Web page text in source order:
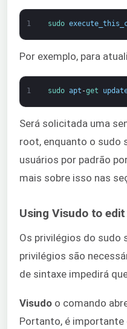
1 sudo
Por exemplo, para
1 sudo apt -get
Será solicitada uma
root, enquanto o sudo
usuários por padrão
mais sobre isso nas
Using Visudo to
Os privilégios do sudo
privilégios são
de sintaxe impedirá
Visudo o comando
Portanto, é importante